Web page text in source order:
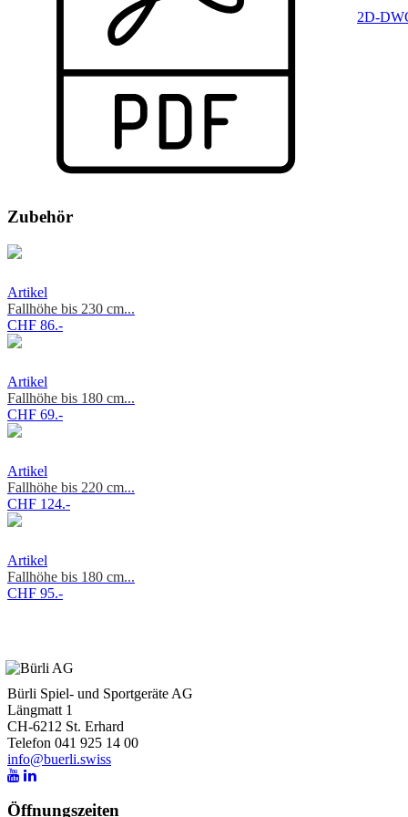
2D-
Zubehör
Artikel
Fallhöhe bis 230 cm...
CHF 86.-
Artikel
Fallhöhe bis 180 cm...
CHF 69.-
Artikel
Fallhöhe bis 220 cm...
CHF 124.-
Artikel
Fallhöhe bis 180 cm...
CHF 95.-
Bürli Spiel- und Sportgeräte AG
Längmatt 1
CH-6212 St. Erhard
Telefon 041 925 14 00
info@buerli.swiss
Öffnungszeiten